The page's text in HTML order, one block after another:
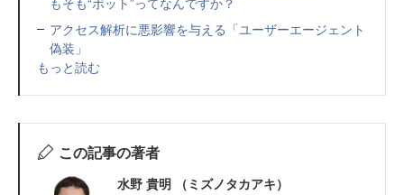
アクセス解析に悪影響を与える「ユーザーエージェント
偽装」
もっと読む
この記事の著者
水野 貴明 （ミズノタカアキ）